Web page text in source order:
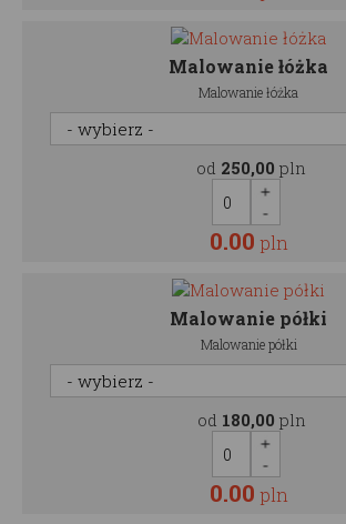
Malowanie łóżka
Malowanie łóżka
od 250,00 pln
0.00 pln
Malowanie półki
Malowanie półki
od 180,00 pln
0.00 pln